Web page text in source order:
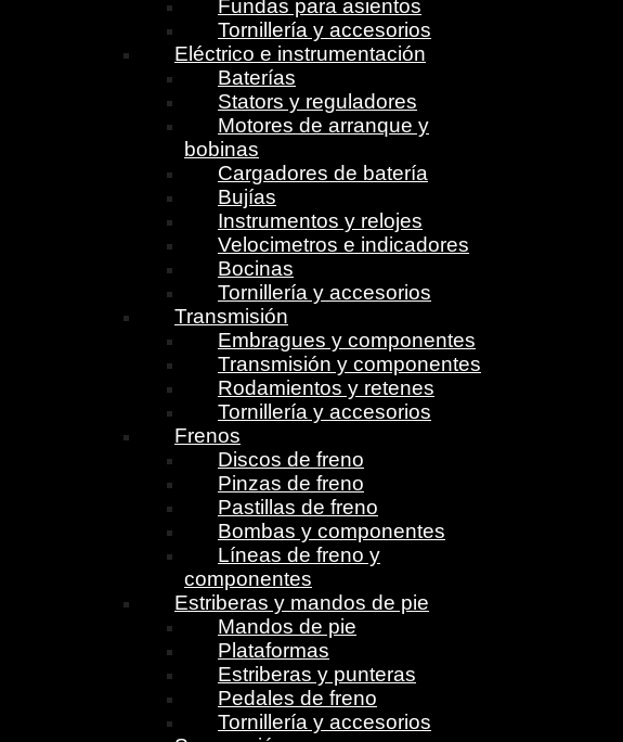
Fundas para asientos
Tornillería y accesorios
Eléctrico e instrumentación
Baterías
Stators y reguladores
Motores de arranque y
bobinas
Cargadores de batería
Bujías
Instrumentos y relojes
Velocimetros e indicadores
Bocinas
Tornillería y accesorios
Transmisión
Embragues y componentes
Transmisión y componentes
Rodamientos y retenes
Tornillería y accesorios
Frenos
Discos de freno
Pinzas de freno
Pastillas de freno
Bombas y componentes
Líneas de freno y
componentes
Estriberas y mandos de pie
Mandos de pie
Plataformas
Estriberas y punteras
Pedales de freno
Tornillería y accesorios